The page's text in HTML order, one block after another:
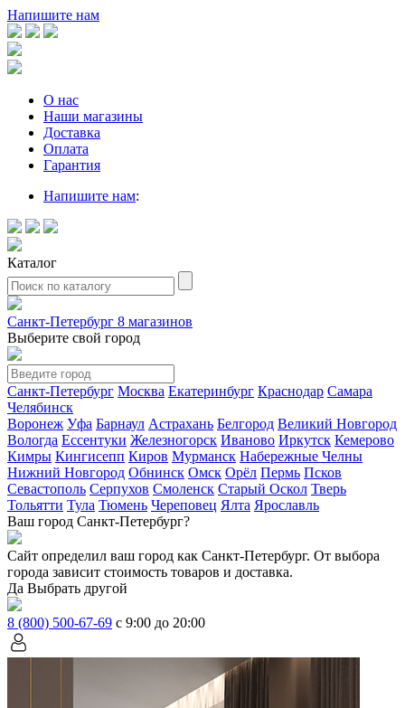
Напишите нам
О нас
Наши магазины
Доставка
Оплата
Гарантия
Напишите нам:
Каталог
Санкт-Петербург 8 магазинов
Выберите свой город
Санкт-Петербург Москва Екатеринбург Краснодар Самара
Челябинск
Воронеж Уфа Барнаул Астрахань Белгород Великий Новгород
Вологда Ессентуки Железногорск Иваново Иркутск Кемерово
Кимры Кингисепп Киров Мурманск Набережные Челны
Нижний Новгород Обнинск Омск Орёл Пермь Псков
Севастополь Серпухов Смоленск Старый Оскол Тверь
Тольятти Тула Тюмень Череповец Ялта Ярославль
Ваш город Санкт-Петербург?
Сайт определил ваш город как Санкт-Петербург. От выбора
города зависит стоимость товаров и доставка.
Да Выбрать другой
8 (800) 500-67-69 с 9:00 до 20:00